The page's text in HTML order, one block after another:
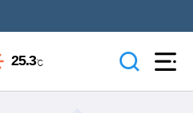
25.3℃